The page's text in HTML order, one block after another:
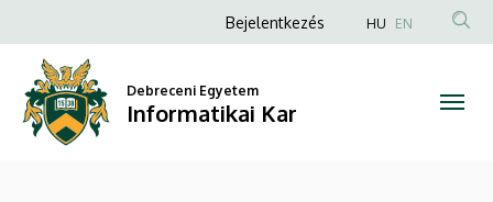
Informatikai
Kar
a
tartalomra
Anonim
fiók
menüje
Bejelentkezés HU EN
Debreceni Egyetem
Informatikai Kar